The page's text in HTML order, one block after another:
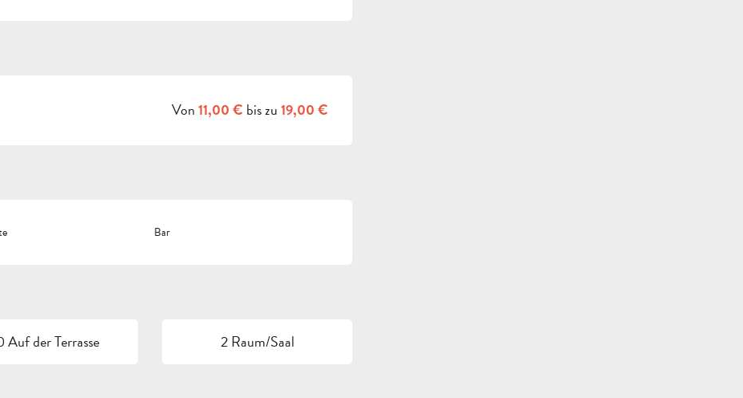
Von11,00 € bis zu19,00 €
Bar
Auf der Terrasse 2 Raum/Saal